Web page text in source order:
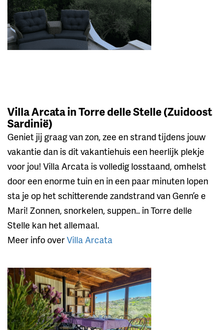
Villa Arcata in Torre delle Stelle (Zuidoost
Sardinië)
Geniet jij graag van zon, zee en strand tijdens jouw
vakantie dan is dit vakantiehuis een heerlijk plekje
voor jou! Villa Arcata is volledig losstaand, omhelst
door een enorme tuin en in een paar minuten lopen
sta je op het schitterende zandstrand van Genn’e e
Mari! Zonnen, snorkelen, suppen.. in Torre delle
Stelle kan het allemaal.
Meer info overVilla Arcata